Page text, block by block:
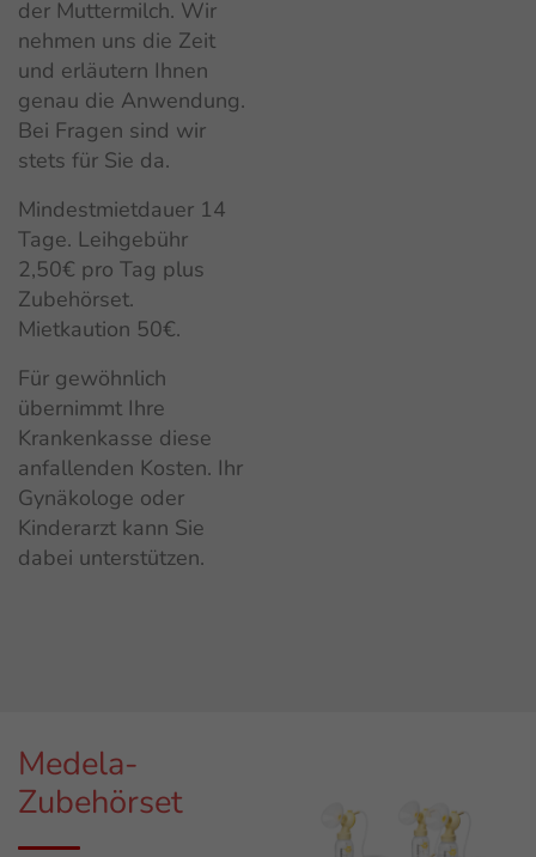
der Muttermilch. Wir
nehmen uns die Zeit
und erläutern Ihnen
genau die Anwendung.
Bei Fragen sind wir
stets für Sie da.
Mindestmietdauer 14
Tage. Leihgebühr
2,50€ pro Tag plus
Zubehörset.
Mietkaution 50€.
Für gewöhnlich
übernimmt Ihre
Krankenkasse diese
anfallenden Kosten. Ihr
Gynäkologe oder
Kinderarzt kann Sie
dabei unterstützen.
Medela-
Zubehörset